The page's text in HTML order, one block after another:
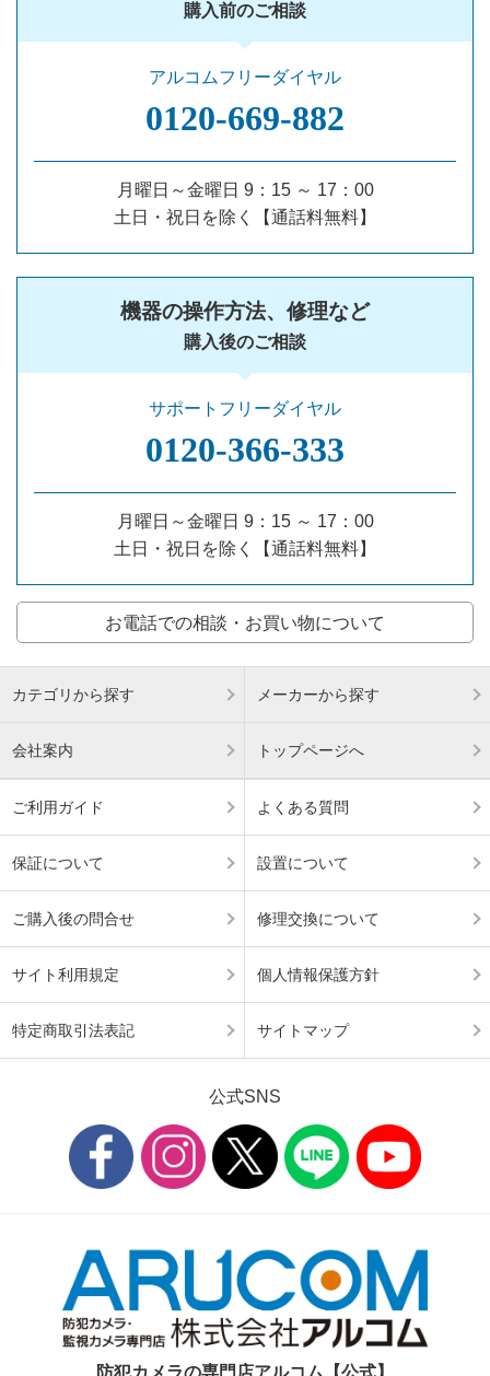
購入前のご相談
アルコムフリーダイヤル
0120‐669‐882
月曜日～金曜日 9：15 ～ 17：00
土日・祝日を除く【通話料無料】
機器の操作方法、修理など
購入後のご相談
サポートフリーダイヤル
0120‐366‐333
月曜日～金曜日 9：15 ～ 17：00
土日・祝日を除く【通話料無料】
お電話での相談・お買い物について
カテゴリから探す メーカーから探す
会社案内 トップページへ
ご利用ガイド よくある質問
保証について 設置について
ご購入後の問合せ 修理交換について
サイト利用規定 個人情報保護方針
特定商取引法表記 サイトマップ
公式SNS